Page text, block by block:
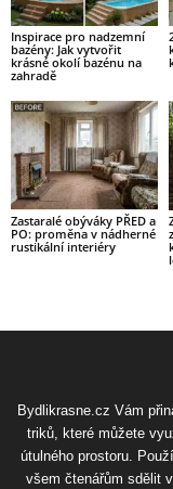
Inspirace pro nadzemní
bazény: Jak vytvořit
krásné okolí bazénu na
zahradě
Zastaralé obýváky PŘED a
PO: proměna v nádherné
rustikální interiéry
Bydlikrasne.cz Vám
triků, které můžete
útulného prostoru.
všem čtenářům sdělit